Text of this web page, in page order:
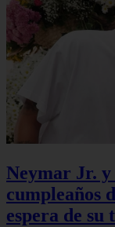
Neymar Jr.
cumpleaños
espera de su